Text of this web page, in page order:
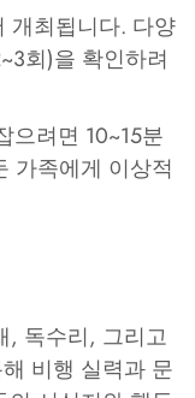
개최됩니다. 다양
회)을 확인하려
으려면 10~15분
가족에게 이상적
, 독수리, 그리고
비행 실력과 문